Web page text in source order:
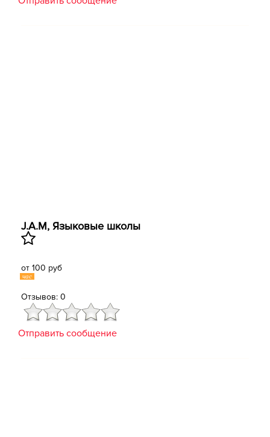
J.A.M, Языковые школы
от 100 руб
час
Отзывов: 0
Отправить сообщение